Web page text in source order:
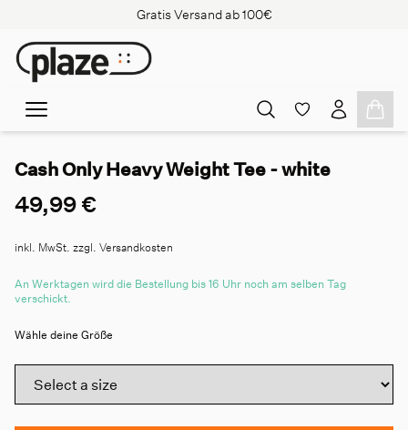
Gratis Versand ab 100€
Cash Only Heavy Weight Tee - white
49,99 €
inkl. MwSt. zzgl. Versandkosten
An Werktagen wird die Bestellung bis 16 Uhr noch am selben Tag
verschickt.
Wähle deine Größe